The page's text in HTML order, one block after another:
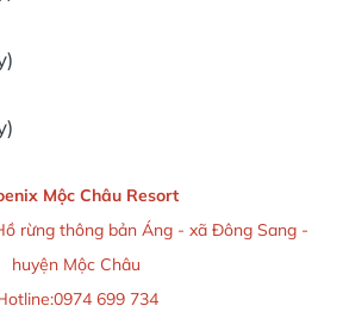
Mộc Châu Resort
rừng thông bản Áng - xã Đông Sang -
huyện Mộc Châu
699 734